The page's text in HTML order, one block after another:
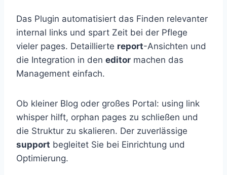
Das Plugin automatisiert das Finden relevanter
internal links und spart Zeit bei der Pflege
vieler pages. Detaillierte report-Ansichten und
die Integration in den editor machen das
Management einfach.
Ob kleiner Blog oder großes Portal: using link
whisper hilft, orphan pages zu schließen und
die Struktur zu skalieren. Der zuverlässige
support begleitet Sie bei Einrichtung und
Optimierung.